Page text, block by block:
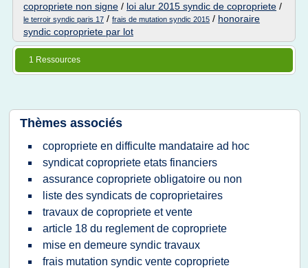
copropriete non signe / loi alur 2015 syndic de copropriete /
le terroir syndic paris 17 / frais de mutation syndic 2015 / honoraire
syndic copropriete par lot
1 Ressources
Thèmes associés
copropriete en difficulte mandataire ad hoc
syndicat copropriete etats financiers
assurance copropriete obligatoire ou non
liste des syndicats de coproprietaires
travaux de copropriete et vente
article 18 du reglement de copropriete
mise en demeure syndic travaux
frais mutation syndic vente copropriete